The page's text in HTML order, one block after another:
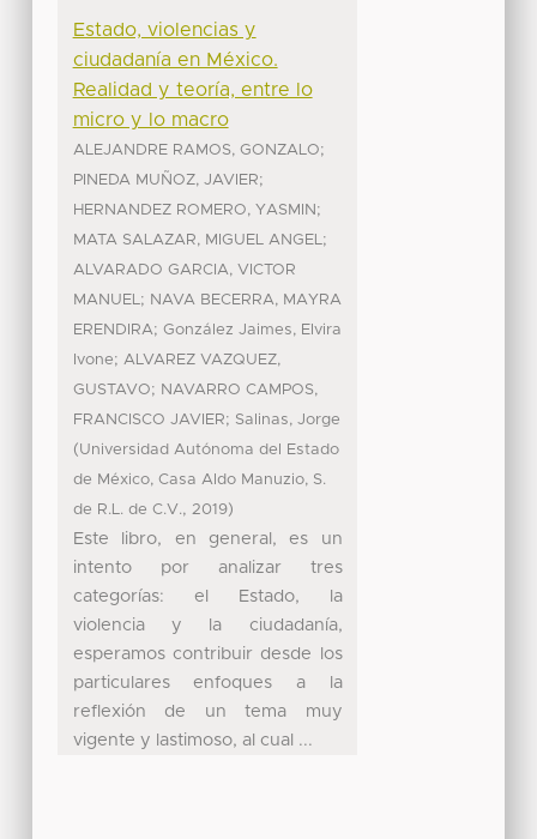
Estado, violencias y
ciudadanía en México.
Realidad y teoría, entre lo
micro y lo macro
ALEJANDRE RAMOS, GONZALO;
PINEDA MUÑOZ, JAVIER;
HERNANDEZ ROMERO, YASMIN ;
MATA SALAZAR, MIGUEL ANGEL;
ALVARADO GARCIA, VICTOR
MANUEL; NAVA BECERRA, MAYRA
ERENDIRA; González Jaimes, Elvira
Ivone; ALVAREZ VAZQUEZ,
GUSTAVO; NAVARRO CAMPOS,
FRANCISCO JAVIER; Salinas, Jorge
(Universidad Autónoma del Estado
de México, Casa Aldo Manuzio, S.
de R.L. de C.V., 2019)
Este libro, en general, es un
intento por analizar tres
categorías: el Estado, la
violencia y la ciudadanía,
esperamos contribuir desde los
particulares enfoques a la
reflexión de un tema muy
vigente y lastimoso, al cual ...